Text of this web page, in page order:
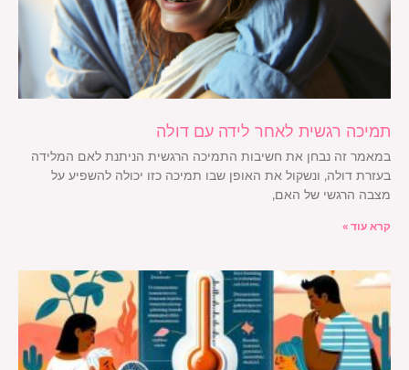
תמיכה רגשית לאחר לידה עם דולה
במאמר זה נבחן את חשיבות התמיכה הרגשית הניתנת לאם המלידה
בעזרת דולה, ונשקול את האופן שבו תמיכה כזו יכולה להשפיע על
מצבה הרגשי של האם,
קרא עוד »